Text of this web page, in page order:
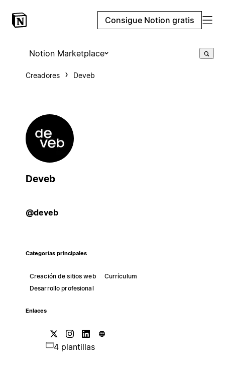
Consigue Notion gratis
Notion Marketplace
Creadores Deveb
Deveb
@deveb
Categorías principales
Creación de sitios web
Currículum
Desarrollo profesional
Enlaces
4 plantillas